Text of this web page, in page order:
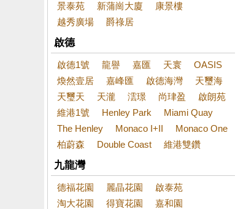
景泰苑
新蒲崗大廈
康景樓
越秀廣場
爵祿居
啟德
啟德1號 龍譽 嘉匯 天寰
OASIS
煥然壹居
嘉峰匯 啟德海灣
天璽海
天璽天
天瀧 澐璟 尚珒盈
啟朗苑
維港1號
Henley Park
Miami Quay
The Henley
Monaco I+II
Monaco One
柏蔚森
Double Coast 維港雙鑽
九龍灣
德福花園 麗晶花園
啟泰苑
淘大花園
得寶花園
嘉和園